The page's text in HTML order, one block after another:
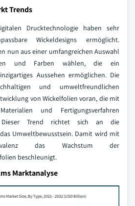
Trends
Drucktechnologie haben sehr
Wickeldesigns ermöglicht.
nun aus einer umfangreichen Auswahl
und Farben wählen, die ein
Aussehen ermöglichen. Die
und umweltfreundlichen
von Wickelfolien voran, die mit
und Fertigungsverfahren
Dieser Trend richtet sich an die
Umweltbewusstsein. Damit wird mit
das Wachstum der
beschleunigt.
Marktanalyse